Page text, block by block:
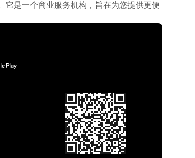
它是一个商业服务机构，旨在为您提供更便